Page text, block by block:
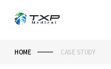
HOME CASE STUDY